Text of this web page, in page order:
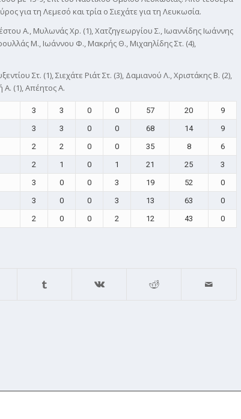
για τη Λεμεσό και τρία ο Σιεχάτε για τη Λευκωσία.
Α., Μυλωνάς Χρ. (1), Χατζηγεωργίου Σ., Ιωαννίδης Ιωάννης
Μ., Ιωάννου Φ., Μακρής Θ., Μιχαηλίδης Στ. (4),
Στ. (1), Σιεχάτε Ριάτ Στ. (3), Δαμιανού Λ., Χριστάκης Β. (2),
Α. (1), Απέητος Α.
3 3 0 0 57 20
9
3 3 0 0 68 14
9
2 2 0 0 35 8
6
2 1 0 1 21 25
3
3 0 0 3 19 52
0
3 0 0 3 13 63
0
2 0 0 2 12 43 0